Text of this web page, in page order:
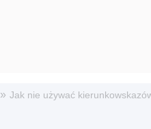
» Jak nie używać